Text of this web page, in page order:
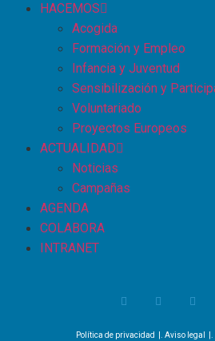
HACEMOS
Acogida
Formación y Empleo
Infancia y Juventud
Sensibilización y
Voluntariado
Proyectos Europeos
ACTUALIDAD
Noticias
Campañas
AGENDA
COLABORA
INTRANET
Política de privacidad |. Aviso legal |.